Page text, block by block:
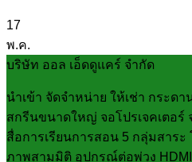
17
พ.ค.
บริษัท ออล เอ็ดดูแคร์ จำกัด
นำเข้า จัดจำหน่าย ให้เช่า กระด
สกรีนขนาดใหญ่ จอโปรเจคเตอร์
สื่อการเรียนการสอน 5 กลุ่มสาระ
ภาพสามมิติ อุปกรณ์ต่อพ่วง